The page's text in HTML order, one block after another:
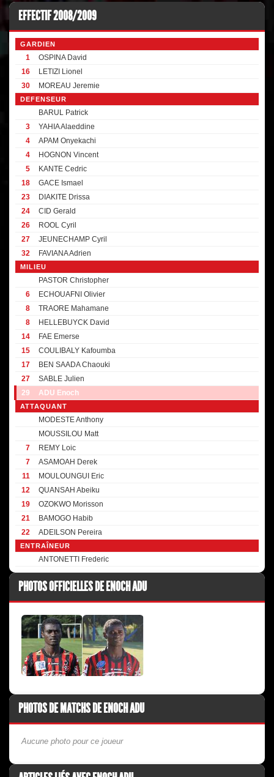
EFFECTIF 2008/2009
GARDIEN
1
OSPINA David
16
LETIZI Lionel
30
MOREAU Jeremie
DEFENSEUR
BARUL Patrick
3
YAHIA Alaeddine
4
APAM Onyekachi
4
HOGNON Vincent
5
KANTE Cedric
18
GACE Ismael
23
DIAKITE Drissa
24
CID Gerald
26
ROOL Cyril
27
JEUNECHAMP Cyril
32
FAVIANA Adrien
MILIEU
PASTOR Christopher
6
ECHOUAFNI Olivier
8
TRAORE Mahamane
8
HELLEBUYCK David
14
FAE Emerse
15
COULIBALY Kafoumba
17
BEN SAADA Chaouki
27
SABLE Julien
29
ADU Enoch
ATTAQUANT
MODESTE Anthony
MOUSSILOU Matt
7
REMY Loic
7
ASAMOAH Derek
11
MOULOUNGUI Eric
12
QUANSAH Abeiku
19
OZOKWO Morisson
21
BAMOGO Habib
22
ADEILSON Pereira
ENTRAÎNEUR
ANTONETTI Frederic
PHOTOS OFFICIELLES DE ENOCH ADU
PHOTOS DE MATCHS DE ENOCH ADU
Aucune photo pour ce joueur